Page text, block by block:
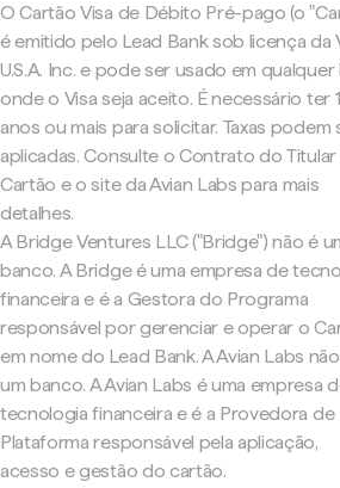
O Cartão Visa de Débito Pré-pago (o
é emitido pelo Lead Bank sob licença da
U.S.A. Inc. e pode ser usado em qualquer
onde o Visa seja aceito. É necessário ter
anos ou mais para solicitar. Taxas podem
aplicadas. Consulte o Contrato do
Cartão e o site da Avian Labs para mais
detalhes.
A Bridge Ventures LLC ("Bridge") não é
banco. A Bridge é uma empresa de
financeira e é a Gestora do Programa
responsável por gerenciar e operar o
em nome do Lead Bank. A Avian Labs
um banco. A Avian Labs é uma empresa
tecnologia financeira e é a Provedora de
Plataforma responsável pela aplicação,
acesso e gestão do cartão.